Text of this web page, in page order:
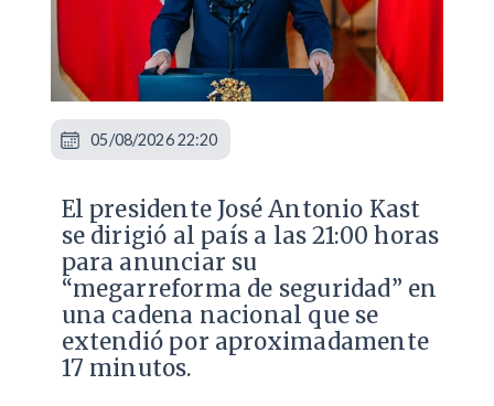
El presidente José Antonio Kast
se dirigió al país a las 21:00 horas
para anunciar su
“megarreforma de seguridad” en
una cadena nacional que se
extendió por aproximadamente
17 minutos.
05/08/2026 22:20